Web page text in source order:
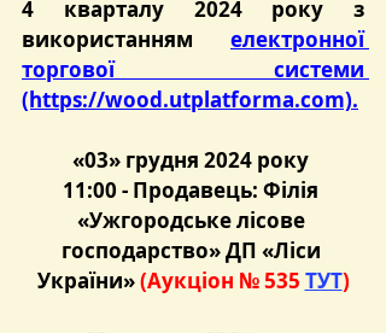
4 кварталу 2024 року з
використанням електронної
торгової системи
(https://wood.utplatforma.com).
«03» грудня 2024 року
11:00 - Продавець: Філія
«Ужгородське лісове
господарство» ДП «Ліси
України» (Аукціон № 535 ТУТ)